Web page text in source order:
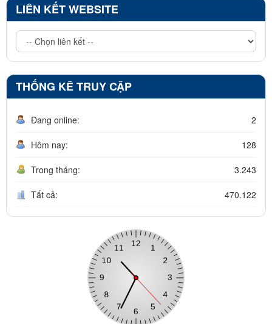
LIÊN KẾT WEBSITE
THỐNG KÊ TRUY CẬP
Đang online: 2
Hôm nay: 128
Trong tháng: 3.243
Tất cả: 470.122